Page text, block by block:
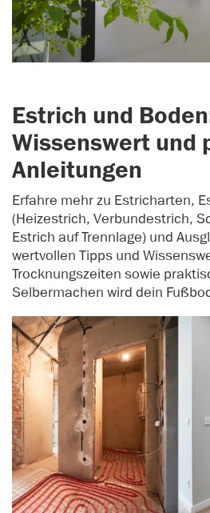
Estrich und
Wissenswert und
Anleitungen
Erfahre mehr zu Estricharten,
(Heizestrich, Verbundestrich,
Estrich auf Trennlage) und
wertvollen Tipps und
Trocknungszeiten sowie
Selbermachen wird dein